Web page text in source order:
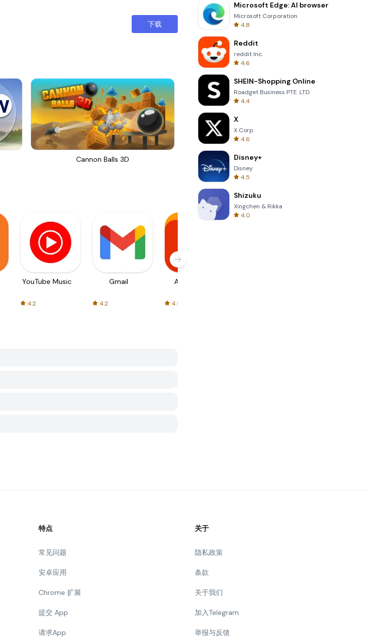
下载
Cannon Balls 3D Wheel Of Fortune Quiz
YouTube Music
4.2
Gmail
4.2
AliExpress
4.5
Microsoft Edge: AI browser
Microsoft Corporation
4.8
Reddit
reddit Inc.
4.6
SHEIN-Shopping Online
Roadget Business PTE. LTD.
4.4
X
X Corp.
4.6
Disney+
Disney
4.5
Shizuku
Xingchen & Rikka
4.0
特点
常见问题
安卓应用
Chrome 扩展
提交 App
请求App
关于
隐私政策
条款
关于我们
加入Telegram
举报与反馈